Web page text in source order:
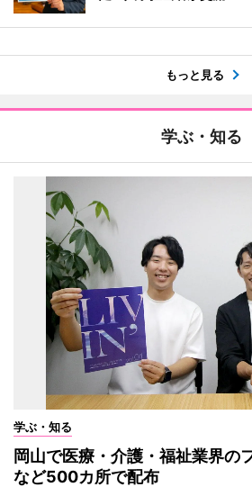
もっと見る
学ぶ・知る
学ぶ・知る
岡山で医療・介護・福祉業界
など500カ所で配布